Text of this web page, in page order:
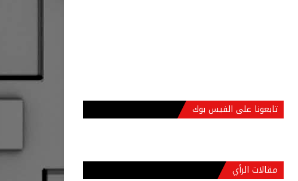
تابعونا على الفيس بوك
مقالات الرأي